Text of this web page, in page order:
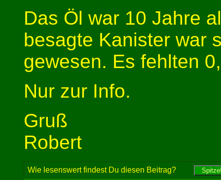
Das Öl war 10 Jahre
besagte Kanister war
gewesen. Es fehlten
Nur zur Info.
Gruß
Robert
Wie lesenswert findest Du diesen Beitrag?